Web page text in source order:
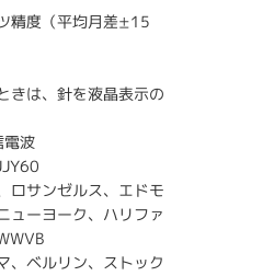
精度（平均月差±15
きは、針を液晶表示の
電波
ロサンゼルス、エドモ
ューヨーク、ハリファ
、ベルリン、ストック